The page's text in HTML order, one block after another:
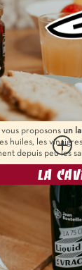
proposons un
huiles, les
depuis peu les
LA